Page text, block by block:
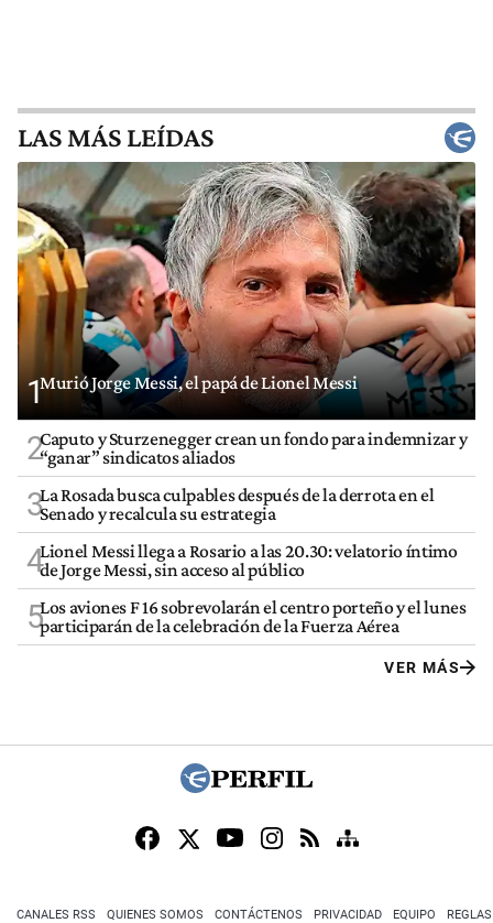
LAS MÁS LEÍDAS
1Murió Jorge Messi, el papá de Lionel Messi
2Caputo y Sturzenegger crean un fondo para indemnizar y
“ganar” sindicatos aliados
3La Rosada busca culpables después de la derrota en el
Senado y recalcula su estrategia
4Lionel Messi llega a Rosario a las 20.30: velatorio íntimo
de Jorge Messi, sin acceso al público
5Los aviones F 16 sobrevolarán el centro porteño y el lunes
participarán de la celebración de la Fuerza Aérea
VER MÁS
CANALES RSS QUIENES SOMOS CONTÁCTENOS PRIVACIDAD EQUIPO